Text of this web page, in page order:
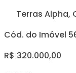
Terras Alpha,
Cód. do Imóvel
R$ 320.000,00